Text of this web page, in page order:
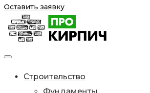
Оставить заявку
Строительство